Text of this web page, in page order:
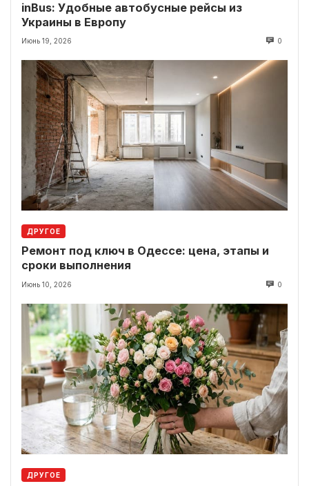
inBus: Удобные автобусные рейсы из
Украины в Европу
Июнь 19, 2026 0
ДРУГОЕ
Ремонт под ключ в Одессе: цена, этапы и
сроки выполнения
Июнь 10, 2026 0
ДРУГОЕ